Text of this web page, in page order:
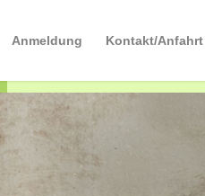
Anmeldung Kontakt/Anfahrt